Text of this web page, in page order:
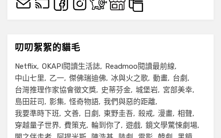
叨叨絮絮的貓毛
Netflix OKAPI閱讀生活誌
Readmoo閱讀最前線
中山七里
乙一 傑佛瑞迪佛 冰與火之歌 動畫
台劇
台灣推理作家協會徵文獎
史蒂芬金 城堡岩
宮部美幸
島田莊司
影集 怪奇物語 我們與惡的距離
我要準時下班
文善 日劇 東野圭吾 殺戒 漫畫 相聲
穿越量子世界
費策克 輪到你了 遊戲 鏡文學驚悚劇場